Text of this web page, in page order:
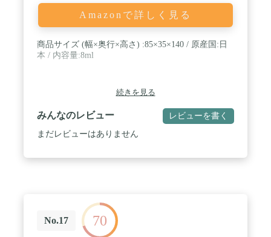
Amazonで詳しく見る
商品サイズ (幅×奥行×高さ) :85×35×140 / 原産国:日
本 / 内容量:8ml
続きを見る
みんなのレビュー レビューを書く
まだレビューはありません
No.17 70